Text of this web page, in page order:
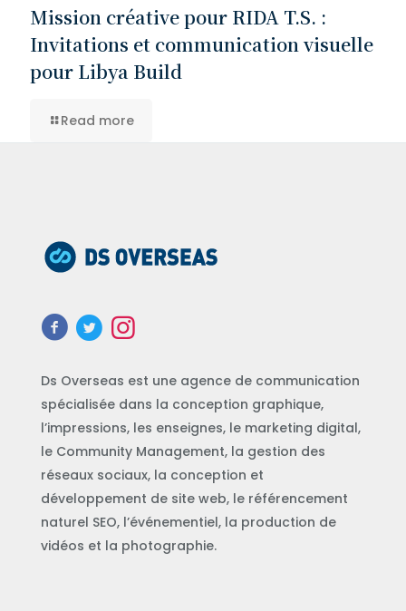
Mission créative pour RIDA T.S. :
Invitations et communication visuelle
pour Libya Build
Read more
Ds Overseas est une agence de communication
spécialisée dans la conception graphique,
l’impressions, les enseignes, le marketing digital,
le Community Management, la gestion des
réseaux sociaux, la conception et
développement de site web, le référencement
naturel SEO, l’événementiel, la production de
vidéos et la photographie.